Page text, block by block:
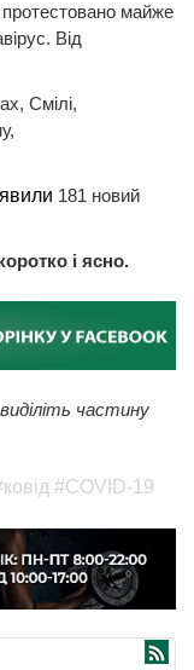
протестовано майже
Від
Смілі,
181 новий
і ясно.
частину
#COVID-19